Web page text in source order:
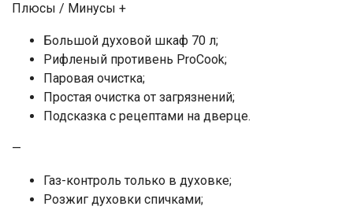
Плюсы / Минусы +
Большой духовой шкаф 70 л;
Рифленый противень ProCook;
Паровая очистка;
Простая очистка от загрязнений;
Подсказка с рецептами на дверце.
—
Газ-контроль только в духовке;
Розжиг духовки спичками;